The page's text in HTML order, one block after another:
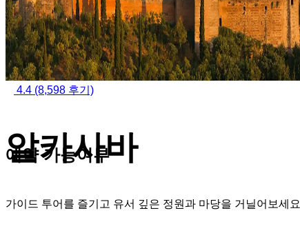
4.4 (8,598 후기)
알카사바
가이드 투어를 즐기고 유서 깊은 정원과 마당을 거닐어보세요
예약 가능여부